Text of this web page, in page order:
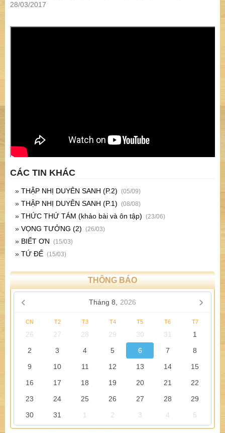
28/03/2017
CÁC TIN KHÁC
» THẬP NHỊ DUYÊN SANH (P.2) (05/09)
» THẬP NHỊ DUYÊN SANH (P.1) (08/08)
» THỨC THỨ TÁM (khảo bài và ôn tập) (23/06)
» VỌNG TƯỞNG (2) (26/03)
» BIẾT ƠN (15/03)
» TỨ ĐẾ (15/03)
THÔNG BÁO
Tháng 8, 2026
CN T2 T3 T4 T5 T6 T7
26 27 28 29 30 31
1
2
3 4 5 6 7
8
9
10 11 12 13 14
15
16
17 18 19 20 21
22
23
24 25 26 27 28
29
30
31 1 2 3 4 5